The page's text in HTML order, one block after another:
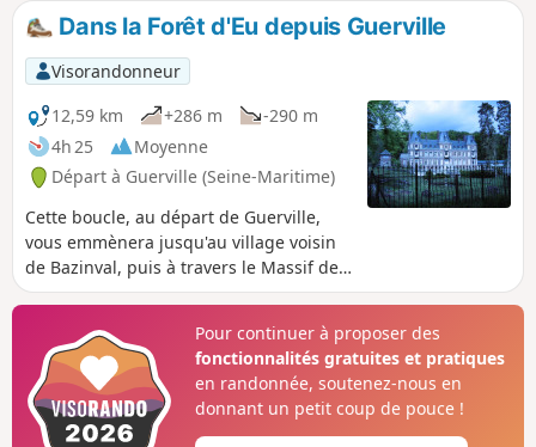
boucle reprend une grande partie du circuit
n°12 balisé en Jaune.
Dans la Forêt d'Eu depuis Guerville
Visorandonneur
12,59 km
+286 m
-290 m
4h 25
Moyenne
Départ à Guerville (Seine-Maritime)
Cette boucle, au départ de Guerville,
vous emmènera jusqu'au village voisin
de Bazinval, puis à travers le Massif de
la Haute Forêt d'Eu. Au retour, vous
Grande Vallée.
Pour continuer à proposer des
fonctionnalités gratuites et pratiques
en randonnée, soutenez-nous en
donnant un petit coup de pouce !